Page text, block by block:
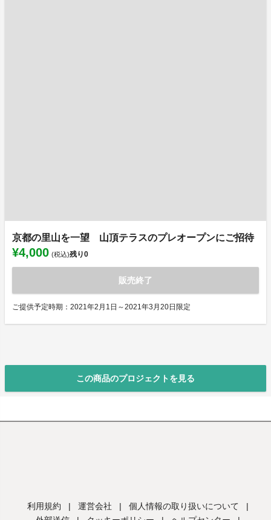
京都の里山を一望 山頂テラスのプレオープンにご招待
¥4,000 (税込)残り0
販売終了
ご提供予定時期：2021年2月1日～2021年3月20日限定
この商品のプロジェクトを見る
利用規約 | 運営会社 | 個人情報の取り扱いについて
|